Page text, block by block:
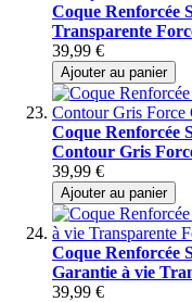
Coque Renforcée
Transparente
39,99 €
Ajouter au panier
Coque Renforcée
Contour Gris
39,99 €
Ajouter au panier
Coque Renforcée
Garantie à vie
39,99 €